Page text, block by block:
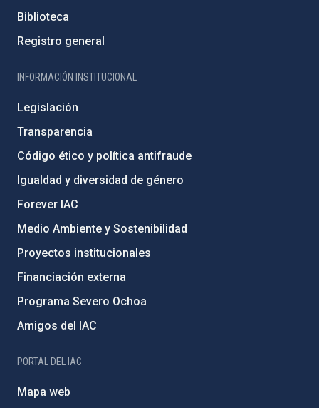
Biblioteca
Registro general
INFORMACIÓN INSTITUCIONAL
Legislación
Transparencia
Código ético y política antifraude
Igualdad y diversidad de género
Forever IAC
Medio Ambiente y Sostenibilidad
Proyectos institucionales
Financiación externa
Programa Severo Ochoa
Amigos del IAC
PORTAL DEL IAC
Mapa web